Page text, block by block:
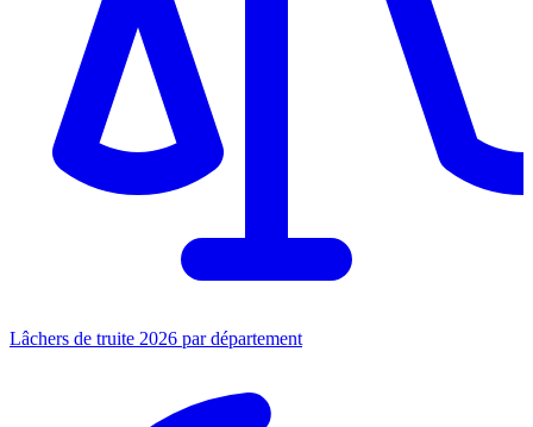
Lâchers de truite 2026 par département